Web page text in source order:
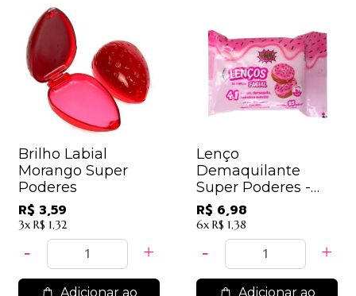
Brilho Labial
Morango Super
Poderes
R$ 3,59
3x R$ 1,32
Adicionar ao
Lenço
Demaquilante
Super Poderes -
LDSP08 - Donuts
R$ 6,98
6x R$ 1,38
Adicionar ao